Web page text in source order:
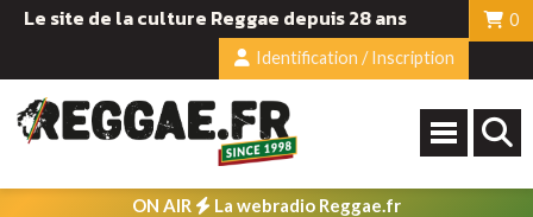
Le site de la culture Reggae depuis 28 ans
0
Identification / Inscription
ON AIR La webradio Reggae.fr